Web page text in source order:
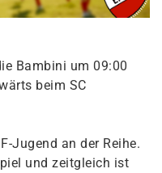
Bambini um 09:00
beim SC
Jugend an der Reihe.
und zeitgleich ist